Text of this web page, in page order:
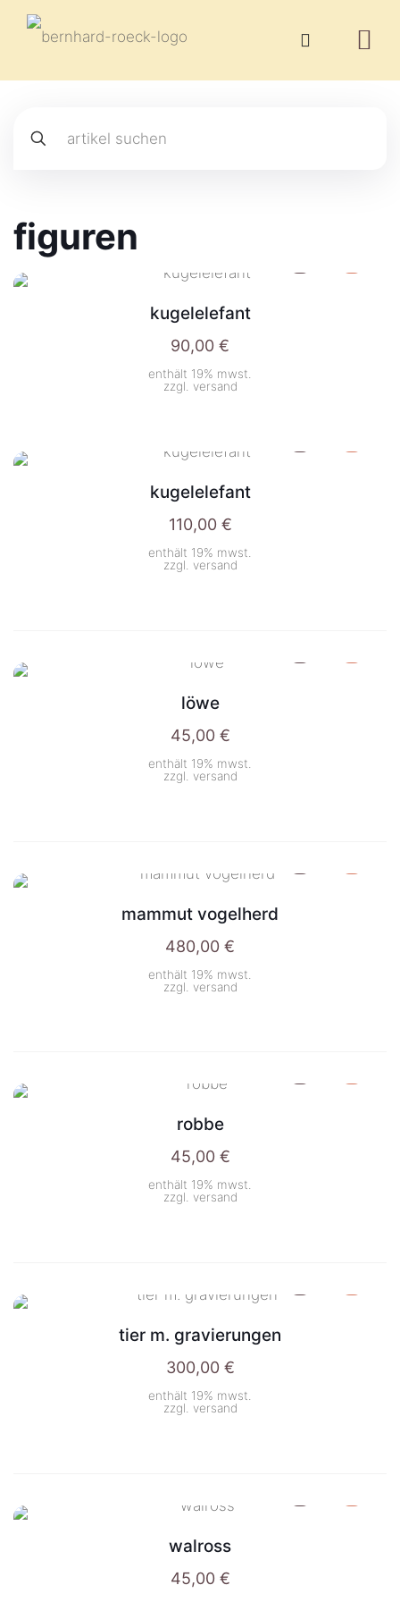
figuren
kugelelefant
90,00 €
enthält 19% mwst.
zzgl. versand
kugelelefant
110,00 €
enthält 19% mwst.
zzgl. versand
löwe
45,00 €
enthält 19% mwst.
zzgl. versand
mammut vogelherd
480,00 €
enthält 19% mwst.
zzgl. versand
robbe
45,00 €
enthält 19% mwst.
zzgl. versand
tier m. gravierungen
300,00 €
enthält 19% mwst.
zzgl. versand
walross
45,00 €